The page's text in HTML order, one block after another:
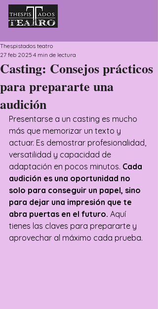
Casting: Consejos prácticos
para prepararte una
audición
Thespistados teatro
27 feb 2025 4 min de lectura
Presentarse a un casting es mucho
más que memorizar un texto y
actuar. Es demostrar profesionalidad,
versatilidad y capacidad de
adaptación en pocos minutos. Cada
audición es una oportunidad no
solo para conseguir un papel, sino
para dejar una impresión que te
abra puertas en el futuro. Aquí
tienes las claves para prepararte y
aprovechar al máximo cada prueba.